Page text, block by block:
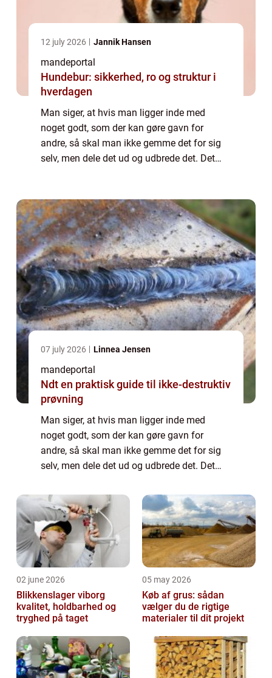
12 july 2026 Jannik Hansen
mandeportal
Hundebur: sikkerhed, ro og struktur i
hverdagen
Man siger, at hvis man ligger inde med
noget godt, som der kan gøre gavn for
andre, så skal man ikke gemme det for sig
selv, men dele det ud og udbrede det. Det
være ...
07 july 2026 Linnea Jensen
mandeportal
Ndt en praktisk guide til ikke-destruktiv
prøvning
Man siger, at hvis man ligger inde med
noget godt, som der kan gøre gavn for
andre, så skal man ikke gemme det for sig
selv, men dele det ud og udbrede det. Det
være en kur mod sygdom, da det også kan
være ...
02 june 2026
Blikkenslager viborg
kvalitet, holdbarhed og
tryghed på taget
05 may 2026
Køb af grus: sådan
vælger du de rigtige
materialer til dit projekt